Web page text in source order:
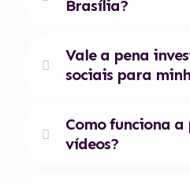
Brasília?
Vale a pena
sociais para
Como funciona a
vídeos?